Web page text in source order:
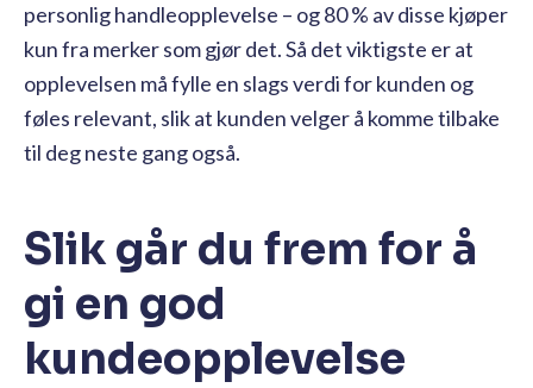
personlig handleopplevelse – og 80 % av disse kjøper
kun fra merker som gjør det. Så det viktigste er at
opplevelsen må fylle en slags verdi for kunden og
føles relevant, slik at kunden velger å komme tilbake
til deg neste gang også.
Slik går du frem for å
gi en god
kundeopplevelse